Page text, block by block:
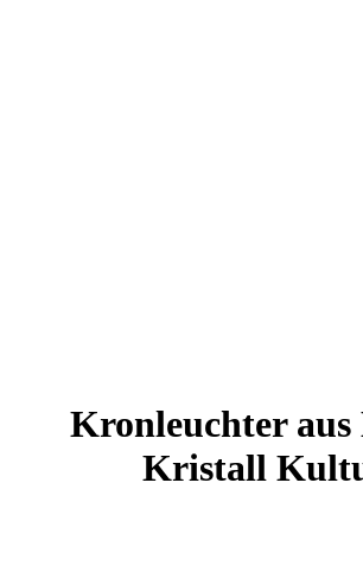
Kronleuchter
Kristall